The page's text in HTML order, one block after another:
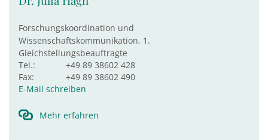
Forschungskoordination und
Wissenschaftskommunikation, 1.
Gleichstellungsbeauftragte
Tel.:
+49 89 38602 428
Fax:
+49 89 38602 490
E-Mail schreiben
Mehr erfahren